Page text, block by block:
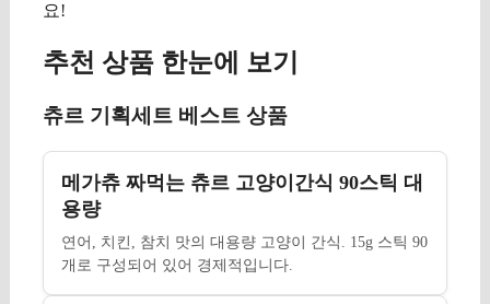
요!
추천 상품 한눈에 보기
츄르 기획세트 베스트 상품
메가츄 짜먹는 츄르 고양이간식 90스틱 대
용량
연어, 치킨, 참치 맛의 대용량 고양이 간식. 15g 스틱 90
개로 구성되어 있어 경제적입니다.